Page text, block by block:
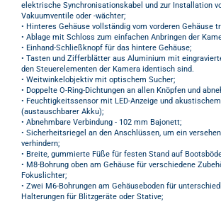
elektrische Synchronisationskabel und zur Installation
Vakuumventile oder -wächter;
• Hinteres Gehäuse vollständig vom vorderen Gehäuse
• Ablage mit Schloss zum einfachen Anbringen der
• Einhand-Schließknopf für das hintere Gehäuse;
• Tasten und Zifferblätter aus Aluminium mit
den Steuerelementen der Kamera identisch sind.
• Weitwinkelobjektiv mit optischem Sucher;
• Doppelte O-Ring-Dichtungen an allen Knöpfen und
• Feuchtigkeitssensor mit LED-Anzeige und akustischem
(austauschbarer Akku);
• Abnehmbare Verbindung - 102 mm Bajonett;
• Sicherheitsriegel an den Anschlüssen, um ein
verhindern;
• Breite, gummierte Füße für festen Stand auf
• M8-Bohrung oben am Gehäuse für verschiedene
Fokuslichter;
• Zwei M6-Bohrungen am Gehäuseboden für
Halterungen für Blitzgeräte oder Stative;